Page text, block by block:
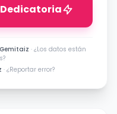
· ¿Los datos están
· ¿Reportar error?